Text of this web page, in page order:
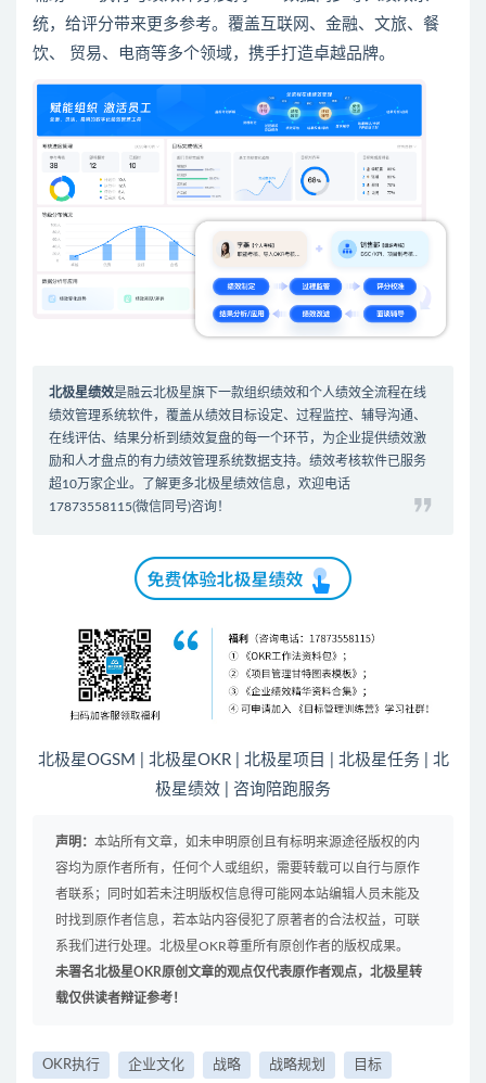
统，给评分带来更多参考。覆盖互联网、金融、文旅、餐
饮、 贸易、电商等多个领域，携手打造卓越品牌。
北极星绩效是融云北极星旗下一款组织绩效和个人绩效全流程在线
绩效管理系统软件，覆盖从绩效目标设定、过程监控、辅导沟通、
在线评估、结果分析到绩效复盘的每一个环节，为企业提供绩效激
励和人才盘点的有力绩效管理系统数据支持。 绩效考核软件已服务
超10万家企业。了解更多北极星绩效信息，欢迎电话
17873558115(微信同号)咨询！
北极星OGSM 北极星OKR| 北极星项目 北极星任务| 北
极星绩效
咨询陪跑服务
声明： 本站所有文章，如未申明原创且有标明来源途径版权的内
容均为原作者所有，任何个人或组织，需要转载可以自行与原作
者联系；同时如若未注明版权信息得可能网本站编辑人员未能及
时找到原作者信息，若本站内容侵犯了原著者的合法权益，可联
系我们进行处理。北极星OKR尊重所有原创作者的版权成果。
未署名北极星OKR原创文章的观点仅代表原作者观点，北极星转
载仅供读者辩证参考！
OKR执行 企业文化 战略 战略规划 目标